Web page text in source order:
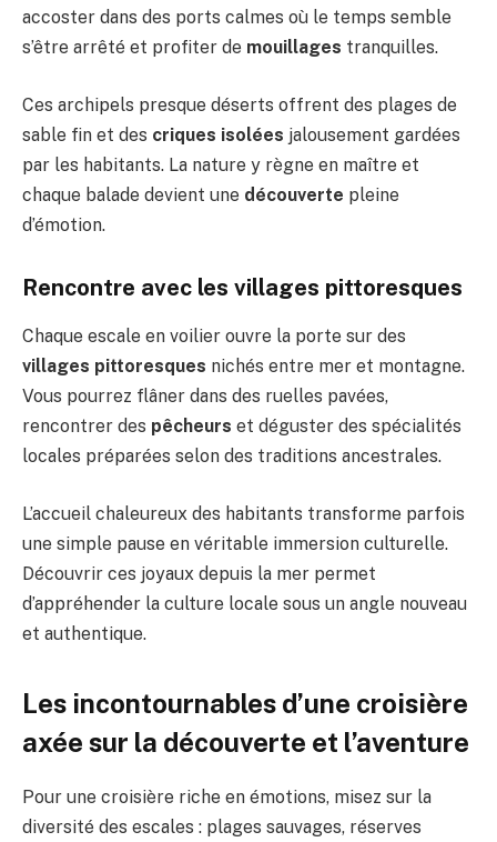
accoster dans des ports calmes où le temps semble
s’être arrêté et profiter de mouillages tranquilles.
Ces archipels presque déserts offrent des plages de
sable fin et des criques isolées jalousement gardées
par les habitants. La nature y règne en maître et
chaque balade devient une découverte pleine
d’émotion.
Rencontre avec les villages pittoresques
Chaque escale en voilier ouvre la porte sur des
villages pittoresques nichés entre mer et montagne.
Vous pourrez flâner dans des ruelles pavées,
rencontrer des pêcheurs et déguster des spécialités
locales préparées selon des traditions ancestrales.
L’accueil chaleureux des habitants transforme parfois
une simple pause en véritable immersion culturelle.
Découvrir ces joyaux depuis la mer permet
d’appréhender la culture locale sous un angle nouveau
et authentique.
Les incontournables d’une croisière
axée sur la découverte et l’aventure
Pour une croisière riche en émotions, misez sur la
diversité des escales : plages sauvages, réserves